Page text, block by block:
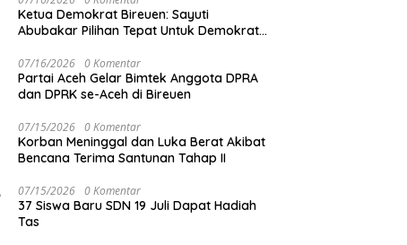
Ketua Demokrat Bireuen: Sayuti
Abubakar Pilihan Tepat Untuk Demokrat
07/16/2026 0 Komentar
Partai Aceh Gelar Bimtek Anggota DPRA
dan DPRK se-Aceh di Bireuen
07/15/2026 0 Komentar
Korban Meninggal dan Luka Berat Akibat
Bencana Terima Santunan Tahap II
07/15/2026 0 Komentar
37 Siswa Baru SDN 19 Juli Dapat Hadiah
Tas